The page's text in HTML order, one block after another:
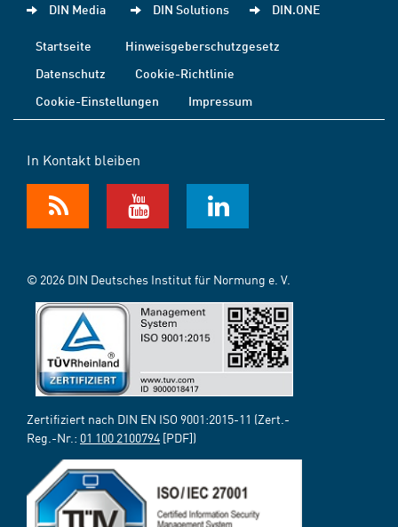
DIN Media DIN Solutions DIN.ONE
Startseite
Hinweisgeberschutzgesetz
Datenschutz
Cookie-Richtlinie
Cookie-Einstellungen
Impressum
In Kontakt bleiben
© 2026 DIN Deutsches Institut für Normung e. V.
Zertifiziert nach DIN EN ISO 9001:2015-11 (Zert.-
Reg.-Nr.: 01 100 2100794 [PDF])